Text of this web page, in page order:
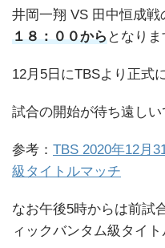
井岡一翔 VS 田中恒成戦
１８：００からとなりま
12月5日にTBSより正式
試合の開始が待ち遠しい
参考： TBS 2020年12月
級タイトルマッチ
なお午後5時からは前試
ィックバンタム級タイ